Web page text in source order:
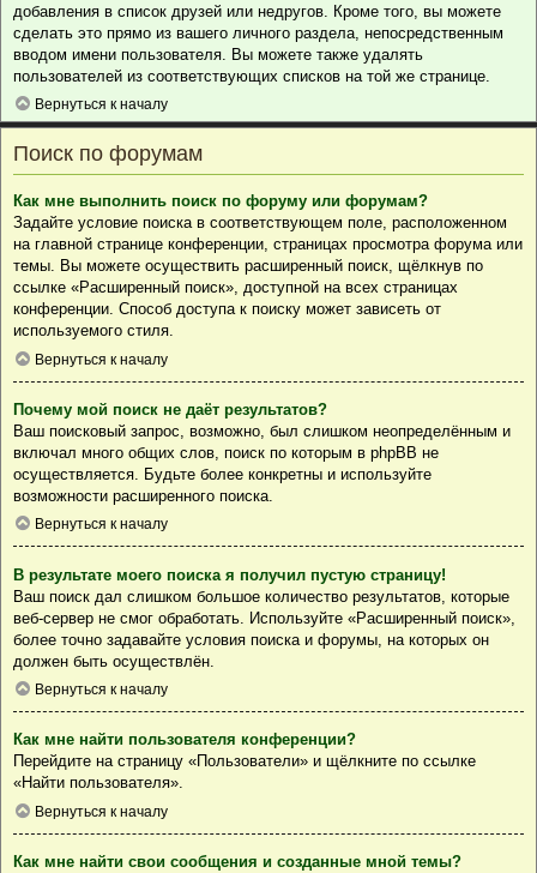
добавления в список друзей или недругов. Кроме того, вы можете
сделать это прямо из вашего личного раздела, непосредственным
вводом имени пользователя. Вы можете также удалять
пользователей из соответствующих списков на той же странице.
Вернуться к началу
Поиск по форумам
Как мне выполнить поиск по форуму или форумам?
Задайте условие поиска в соответствующем поле, расположенном
на главной странице конференции, страницах просмотра форума или
темы. Вы можете осуществить расширенный поиск, щёлкнув по
ссылке «Расширенный поиск», доступной на всех страницах
конференции. Способ доступа к поиску может зависеть от
используемого стиля.
Вернуться к началу
Почему мой поиск не даёт результатов?
Ваш поисковый запрос, возможно, был слишком неопределённым и
включал много общих слов, поиск по которым в phpBB не
осуществляется. Будьте более конкретны и используйте
возможности расширенного поиска.
Вернуться к началу
В результате моего поиска я получил пустую страницу!
Ваш поиск дал слишком большое количество результатов, которые
веб-сервер не смог обработать. Используйте «Расширенный поиск»,
более точно задавайте условия поиска и форумы, на которых он
должен быть осуществлён.
Вернуться к началу
Как мне найти пользователя конференции?
Перейдите на страницу «Пользователи» и щёлкните по ссылке
«Найти пользователя».
Вернуться к началу
Как мне найти свои сообщения и созданные мной темы?